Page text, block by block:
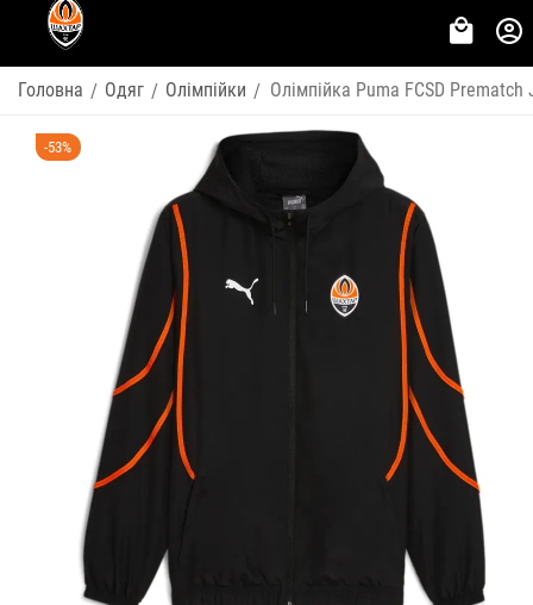
Головна / Одяг / Олімпійки / Олімпійка Puma FCSD Prematch
-53%